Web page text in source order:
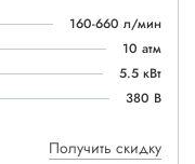
160-660 л/мин
10 атм
5.5 кВт
380 В
Получить скидку